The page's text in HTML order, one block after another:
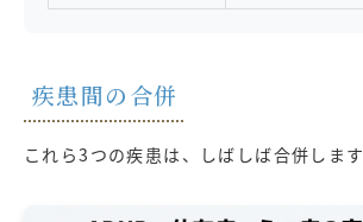
疾患間の合併
これら3つの疾患は、しばしば合併します